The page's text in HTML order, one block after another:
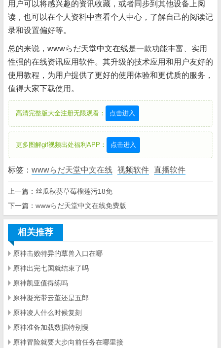
用户可以将感兴趣的资讯收藏，或者同步到其他设备上阅
读，也可以在个人资料中查看个人中心，了解自己的阅读记
录和设置偏好等。
总的来说，wwwらだ天堂中文在线是一款功能丰富、实用
性强的在线资讯应用软件。其升级的技术应用和用户友好的
使用教程，为用户提供了更好的使用体验和更优质的服务，
值得大家下载使用。
高清完整版大全注册无限观看： 点击进入
更多图解gif视频出处福利APP： 点击进入
标签： wwwらだ天堂中文在线 视频软件 直播软件
上一篇： 丝瓜秋葵草莓榴莲污18免
下一篇： wwwらだ天堂中文在线免费版
相关推荐
原神击败特异的蕈兽入口在哪
原神出完七国就结束了吗
原神凯亚值得练吗
原神凝光带云堇还是五郎
原神凌人什么时候复刻
原神准备加载数据特别慢
原神冒险就要大步向前任务在哪里接